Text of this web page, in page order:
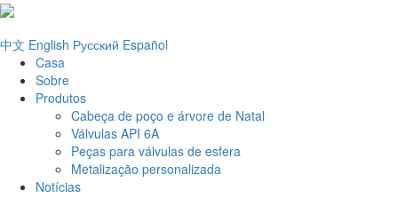
中文 English Русский Español
Casa
Sobre
Produtos
Cabeça de poço e árvore de Natal
Válvulas API 6A
Peças para válvulas de esfera
Metalização personalizada
Notícias